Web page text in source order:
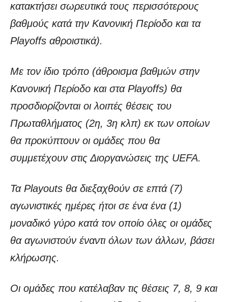
κατακτήσει σωρευτικά τους περισσότερους
βαθμούς κατά την Κανονική Περίοδο και τα
Playoffs αθροιστικά).
Με τον ίδιο τρόπο (άθροισμα βαθμών στην
Κανονική Περίοδο και στα Playoffs) θα
προσδιορίζονται οι λοιπές θέσεις του
Πρωταθλήματος (2η, 3η κλπ) εκ των οποίων
θα προκύπτουν οι ομάδες που θα
συμμετέχουν στις Διοργανώσεις της UEFA.
Τα Playouts θα διεξαχθούν σε επτά (7)
αγωνιστικές ημέρες ήτοι σε ένα ένα (1)
μοναδικό γύρο κατά τον οποίο όλες οι ομάδες
θα αγωνιστούν έναντι όλων των άλλων, βάσει
κλήρωσης.
Οι ομάδες που κατέλαβαν τις θέσεις 7, 8, 9 και